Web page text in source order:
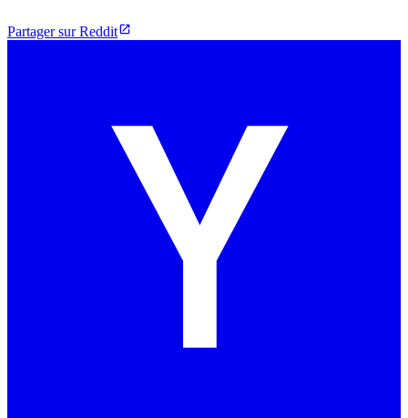
Partager sur Reddit